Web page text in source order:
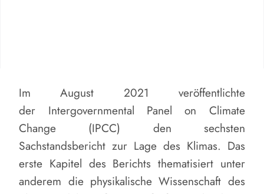
Im August 2021 veröffentlichte
der Intergovernmental Panel on Climate
Change (IPCC) den sechsten
Sachstandsbericht zur Lage des Klimas. Das
erste Kapitel des Berichts thematisiert unter
anderem die physikalische Wissenschaft des